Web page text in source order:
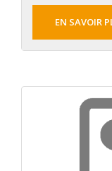
EN SAVOIR